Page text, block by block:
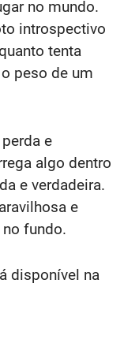
no mundo.
introspectivo
tenta
peso de um
e
algo dentro
e verdadeira.
e
fundo.
disponível na